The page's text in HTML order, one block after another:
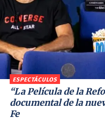
ESPECTÁCULOS
“La Película de la
documental de la
Fe